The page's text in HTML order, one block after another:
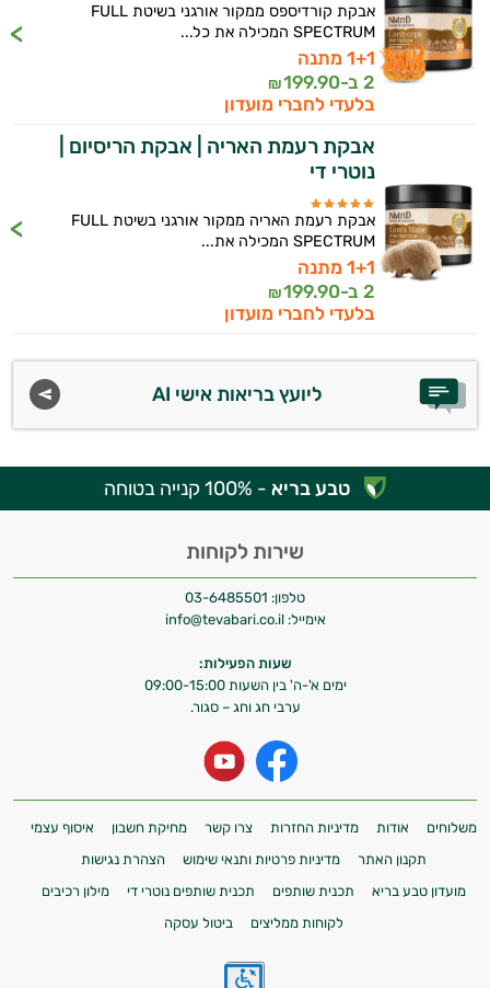
אבקת קורדיספס ממקור אורגני בשיטת FULL
SPECTRUM המכילה את כל...
1+1 מתנה
2 ב-
199.90
₪
בלעדי לחברי מועדון
אבקת רעמת האריה | אבקת הריסיום |
נוטרי די
אבקת רעמת האריה ממקור אורגני בשיטת FULL
SPECTRUM המכילה את...
1+1 מתנה
2 ב-
199.90
₪
בלעדי לחברי מועדון
ליועץ בריאות אישי AI
טבע בריא - 100% קנייה בטוחה
שירות לקוחות
טלפון: 03-6485501
אימייל: info@tevabari.co.il
שעות הפעילות:
ימים א'-ה' בין השעות 09:00-15:00
ערבי חג וחג – סגור.
משלוחים אודות מדיניות החזרות צרו קשר מחיקת חשבון
איסוף עצמי
תקנון האתר
מדיניות פרטיות ותנאי שימוש
הצהרת נגישות
מועדון טבע בריא
תכנית שותפים תכנית שותפים נוטרי די
מילון רכיבים
לקוחות ממליצים
ביטול עסקה